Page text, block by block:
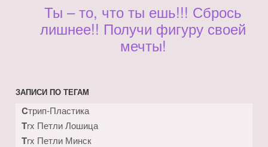
Ты – то, что ты ешь!!! Сбрось
лишнее!! Получи фигуру своей
мечты!
ЗАПИСИ ПО ТЕГАМ
Cтрип-Пластика
Trx Петли Лошица
Trx Петли Минск